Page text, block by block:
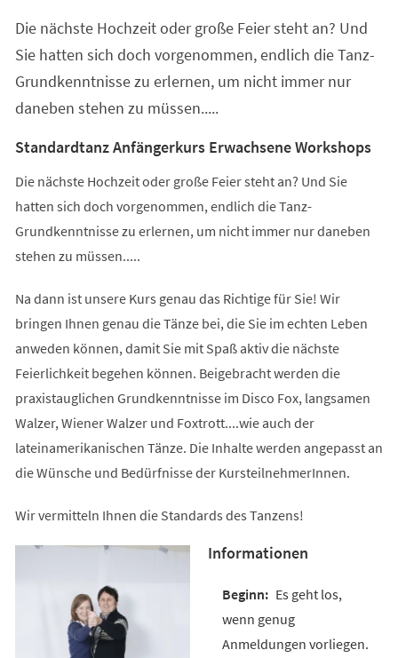
Die nächste Hochzeit oder große Feier steht an? Und
Sie hatten sich doch vorgenommen, endlich die Tanz-
Grundkenntnisse zu erlernen, um nicht immer nur
daneben stehen zu müssen.....
Standardtanz Anfängerkurs Erwachsene Workshops
Die nächste Hochzeit oder große Feier steht an? Und Sie
hatten sich doch vorgenommen, endlich die Tanz-
Grundkenntnisse zu erlernen, um nicht immer nur daneben
stehen zu müssen.....
Na dann ist unsere Kurs genau das Richtige für Sie! Wir
bringen Ihnen genau die Tänze bei, die Sie im echten Leben
anweden können, damit Sie mit Spaß aktiv die nächste
Feierlichkeit begehen können. Beigebracht werden die
praxistauglichen Grundkenntnisse im Disco Fox, langsamen
Walzer, Wiener Walzer und Foxtrott....wie auch der
lateinamerikanischen Tänze. Die Inhalte werden angepasst an
die Wünsche und Bedürfnisse der KursteilnehmerInnen.
Wir vermitteln Ihnen die Standards des Tanzens!
Informationen
Es geht los,
wenn genug
Anmeldungen vorliegen.